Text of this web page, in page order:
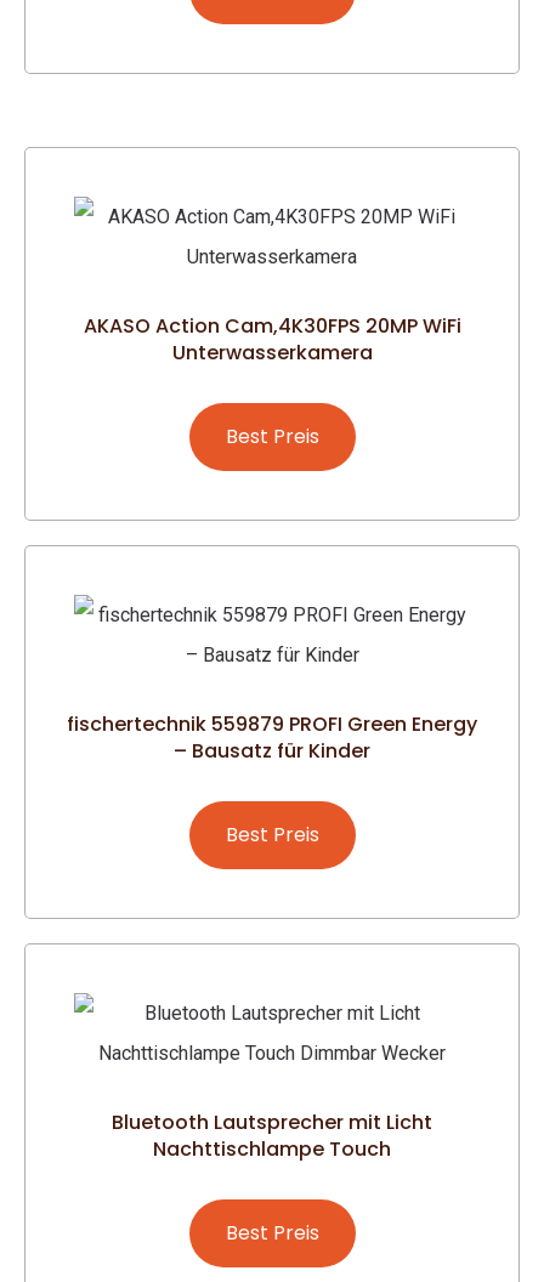
AKASO Action Cam,4K30FPS 20MP WiFi
Unterwasserkamera
Best Preis
fischertechnik 559879 PROFI Green Energy
– Bausatz für Kinder
Best Preis
Bluetooth Lautsprecher mit Licht
Nachttischlampe Touch
Best Preis